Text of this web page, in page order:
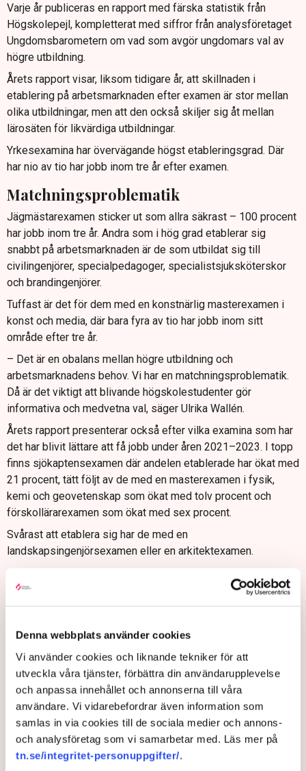
Denna webbplats använder cookies
Vi använder cookies och liknande tekniker för att
utveckla våra tjänster, förbättra din användarupplevelse
och anpassa innehållet och annonserna till våra
användare. Vi vidarebefordrar även information som
samlas in via cookies till de sociala medier och annons-
och analysföretag som vi samarbetar med. Läs mer på
tn.se/integritet-personuppgifter/.
Varje år publiceras en rapport med färska statistik från
Högskolepejl, kompletterat med siffror från analysföretaget
Ungdomsbarometern om vad som avgör ungdomars val av
högre utbildning.
Årets rapport visar, liksom tidigare år, att skillnaden i
etablering på arbetsmarknaden efter examen är stor mellan
olika utbildningar, men att den också skiljer sig åt mellan
lärosäten för likvärdiga utbildningar.
Yrkesexamina har övervägande högst etableringsgrad. Där
har nio av tio har jobb inom tre år efter examen.
Matchningsproblematik
Jägmästarexamen sticker ut som allra säkrast – 100 procent
har jobb inom tre år. Andra som i hög grad etablerar sig
snabbt på arbetsmarknaden är de som utbildat sig till
civilingenjörer, specialpedagoger, specialistsjuksköterskor
och brandingenjörer.
Tuffast är det för dem med en konstnärlig masterexamen i
konst och media, där bara fyra av tio har jobb inom sitt
område efter tre år.
– Det är en obalans mellan högre utbildning och
arbetsmarknadens behov. Vi har en matchningsproblematik.
Då är det viktigt att blivande högskolestudenter gör
informativa och medvetna val, säger Ulrika Wallén.
Årets rapport presenterar också efter vilka examina som har
det har blivit lättare att få jobb under åren 2021–2023. I topp
finns sjökaptensexamen där andelen etablerade har ökat med
21 procent, tätt följt av de med en masterexamen i fysik,
kemi och geovetenskap som ökat med tolv procent och
förskollärarexamen som ökat med sex procent.
Svårast att etablera sig har de med en
landskapsingenjörsexamen eller en arkitektexamen.
Speciallärare en högvinst
visar att en speciallärarexamen allra säkrast leder till jobb. 98
procent är etablerade efter tre år, följt av yrkeslärarexamen,
95 procent. För nyexaminerade förskollärare är motsvarande
siffra 86 procent.
Den som vill bli ämneslärare gör rätt i att välja att utbilda sig
på Chalmers tekniska högskola där alla har jobb tre år efter
examen.